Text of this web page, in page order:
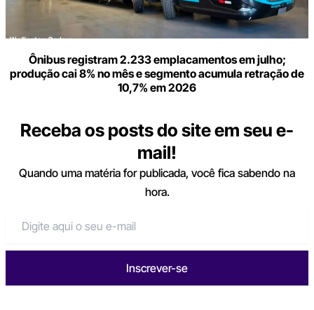
Ônibus registram 2.233 emplacamentos em julho;
produção cai 8% no mês e segmento acumula retração de
10,7% em 2026
Receba os posts do site em seu e-
mail!
Quando uma matéria for publicada, você fica sabendo na
hora.
Inscrever-se